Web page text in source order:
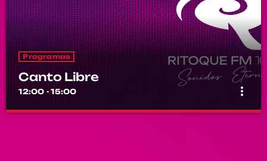
Programas
Canto Libre
12:00 - 15:00 more_vert